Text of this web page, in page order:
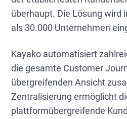
überhaupt. Die Lösung wird
als 30.000 Unternehmen
Kayako automatisiert
die gesamte Customer
übergreifenden Ansicht
Zentralisierung ermöglicht
plattformübergreifende